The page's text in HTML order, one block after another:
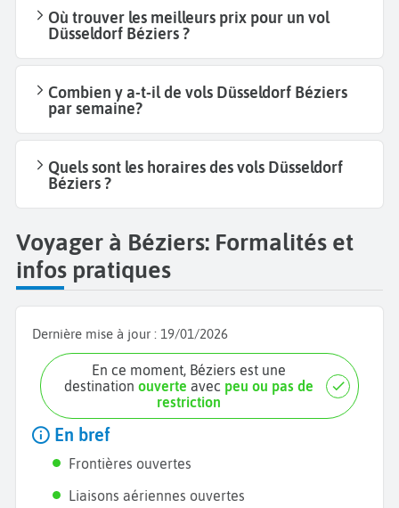
Où trouver les meilleurs prix pour un vol
Düsseldorf Béziers ?
Combien y a-t-il de vols Düsseldorf Béziers
par semaine?
Quels sont les horaires des vols Düsseldorf
Béziers ?
Voyager à Béziers: Formalités et
infos pratiques
Dernière mise à jour : 19/01/2026
En ce moment, Béziers est une
destinationouverte avec peu ou pas de
restriction
En bref
Frontières ouvertes
Liaisons aériennes ouvertes